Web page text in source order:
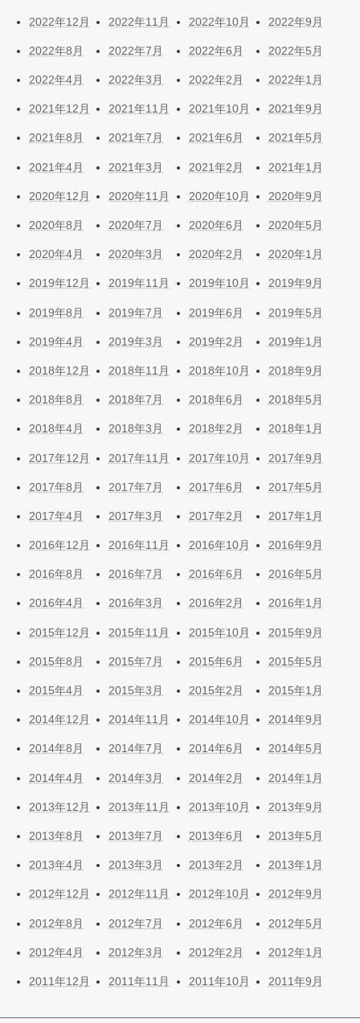
2022年12月 2022年11月 2022年10月 2022年9月
2022年8月 2022年7月 2022年6月 2022年5月
2022年4月 2022年3月 2022年2月 2022年1月
2021年12月 2021年11月 2021年10月 2021年9月
2021年8月 2021年7月 2021年6月 2021年5月
2021年4月 2021年3月 2021年2月 2021年1月
2020年12月 2020年11月 2020年10月 2020年9月
2020年8月 2020年7月 2020年6月 2020年5月
2020年4月 2020年3月 2020年2月 2020年1月
2019年12月 2019年11月 2019年10月 2019年9月
2019年8月 2019年7月 2019年6月 2019年5月
2019年4月 2019年3月 2019年2月 2019年1月
2018年12月 2018年11月 2018年10月 2018年9月
2018年8月 2018年7月 2018年6月 2018年5月
2018年4月 2018年3月 2018年2月 2018年1月
2017年12月 2017年11月 2017年10月 2017年9月
2017年8月 2017年7月 2017年6月 2017年5月
2017年4月 2017年3月 2017年2月 2017年1月
2016年12月 2016年11月 2016年10月 2016年9月
2016年8月 2016年7月 2016年6月 2016年5月
2016年4月 2016年3月 2016年2月 2016年1月
2015年12月 2015年11月 2015年10月 2015年9月
2015年8月 2015年7月 2015年6月 2015年5月
2015年4月 2015年3月 2015年2月 2015年1月
2014年12月 2014年11月 2014年10月 2014年9月
2014年8月 2014年7月 2014年6月 2014年5月
2014年4月 2014年3月 2014年2月 2014年1月
2013年12月 2013年11月 2013年10月 2013年9月
2013年8月 2013年7月 2013年6月 2013年5月
2013年4月 2013年3月 2013年2月 2013年1月
2012年12月 2012年11月 2012年10月 2012年9月
2012年8月 2012年7月 2012年6月 2012年5月
2012年4月 2012年3月 2012年2月 2012年1月
2011年12月 2011年11月 2011年10月 2011年9月